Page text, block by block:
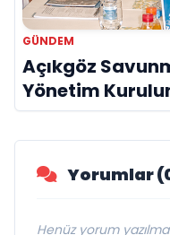
GÜNDEM
Açıkgöz
Yönetim
Savunma
Vurgusu
Yorumlar
Henüz yorum